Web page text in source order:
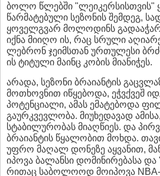
ბოლო წლებში "ლეიკერსისთვის"
წარმატებული სეზონის შემდეგ,
ყოველგვარ მოლოდინს
იქნა მიიღო ის, რაც სრული
ლებრონ ჯეიმსთან ურთულესი
ის ტიტული მაინც კობის მიანიჭეს.
არადა, სეზონი ბრაიანტის
მოთხოვნით იწყებოდა, ეჭვქვეშ
პოტენციალი, ამას ემატებოდა
გაურკვევლობა. მიუხედავად
სტაბილურობას მიაღწიეს. და
ბრაიანტის წყალობით მოხდა.
უფრო მაღალ დონეზე აყვანით,
იპოვა ბალანსი დომინირებასა და
რითაც საბოლოოდ მოიპოვა NBA-